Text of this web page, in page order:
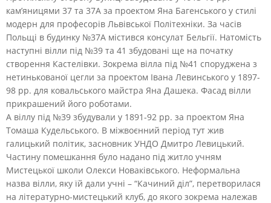
кам’яницями 37 та 37А за проектом Яна Багенського у стилі
модерн для професорів Львівської Політехніки. За часів
Польщі в будинку №37А містився консулат Бельгії. Натомість
наступні вілли під №39 та 41 збудовані ще на початку
створення Кастелівки. Зокрема вілла під №41 споруджена з
нетинькованої цегли за проектом Івана Левинського у 1897-
98 рр. для ковальського майстра Яна Дашека. Фасад вілли
прикрашений його роботами.
А віллу під №39 збудували у 1891-92 рр. за проектом Яна
Томаша Кудельського. В міжвоєнний період тут жив
галицький політик, засновник УНДО Дмитро Левицький.
Частину помешкання було надано під житло учням
Мистецької школи Олекси Новаківського. Неформальна
назва вілли, яку їй дали учні – “Качиний діл”, перетворилася
на літературно-мистецький клуб, до якого зокрема належав